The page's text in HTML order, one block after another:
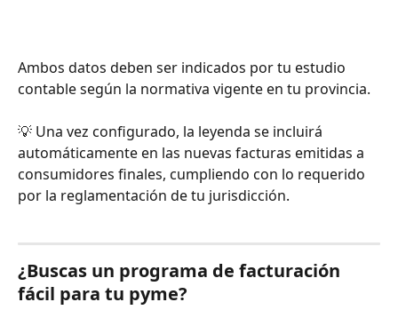
Ambos datos deben ser indicados por tu estudio
contable según la normativa vigente en tu provincia.
💡 Una vez configurado, la leyenda se incluirá
automáticamente en las nuevas facturas emitidas a
consumidores finales, cumpliendo con lo requerido
por la reglamentación de tu jurisdicción.
¿Buscas un programa de facturación
fácil para tu pyme?